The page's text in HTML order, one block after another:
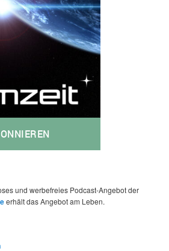
und werbefreies Podcast-Angebot der
erhält das Angebot am Leben.